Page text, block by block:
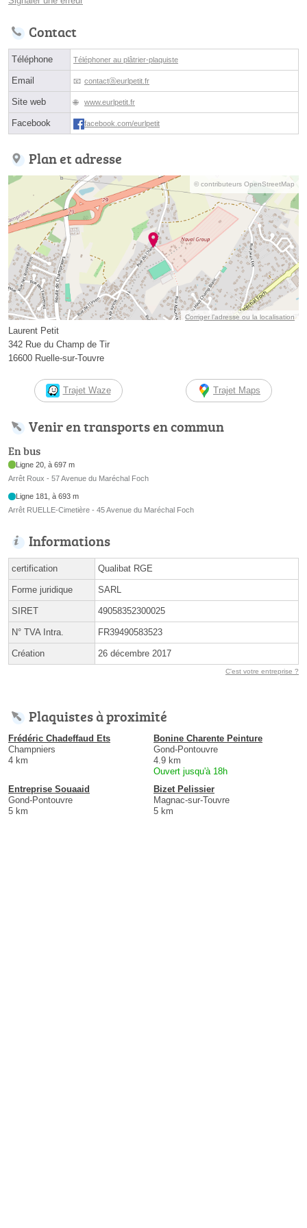
Contact
Téléphone Téléphoner au plâtrier-plaquiste
Email contactⓐeurlpetit.fr
Site web www.eurlpetit.fr
Facebook facebook.com/eurlpetit
Plan et adresse
© contributeurs OpenStreetMap
Corriger l’adresse ou la localisation
Laurent Petit
342 Rue du Champ de Tir
16600 Ruelle-sur-Touvre
Trajet Waze Trajet Maps
Venir en transports en commun
En bus
Ligne 20, à 697 m
Arrêt Roux - 57 Avenue du Maréchal Foch
Ligne 181, à 693 m
Arrêt RUELLE-Cimetière - 45 Avenue du Maréchal Foch
Informations
certification Qualibat RGE
Forme juridique SARL
SIRET 49058352300025
N° TVA Intra. FR39490583523
Création 26 décembre 2017
C'est votre entreprise ?
Plaquistes à proximité
Frédéric Chadeffaud Ets
Champniers
4 km
Bonine Charente Peinture
Gond-Pontouvre
4.9 km
Ouvert jusqu'à 18h
Entreprise Souaaid
Gond-Pontouvre
5 km
Bizet Pelissier
Magnac-sur-Touvre
5 km